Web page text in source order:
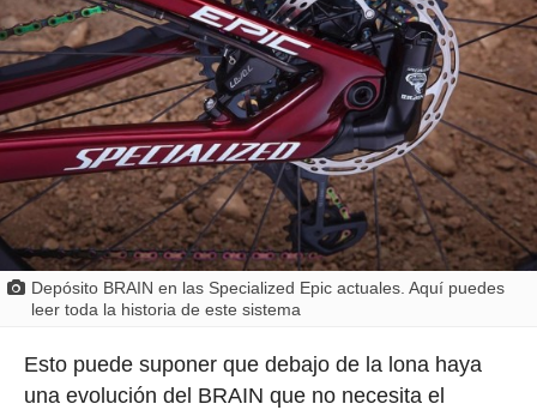
Depósito BRAIN en las Specialized Epic actuales. Aquí puedes
leer toda la historia de este sistema
Esto puede suponer que debajo de la lona haya
una evolución del BRAIN que no necesita el